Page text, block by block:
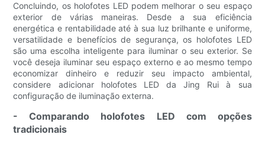
Concluindo, os holofotes LED podem melhorar o seu espaço
exterior de várias maneiras. Desde a sua eficiência
energética e rentabilidade até à sua luz brilhante e uniforme,
versatilidade e benefícios de segurança, os holofotes LED
são uma escolha inteligente para iluminar o seu exterior. Se
você deseja iluminar seu espaço externo e ao mesmo tempo
economizar dinheiro e reduzir seu impacto ambiental,
considere adicionar holofotes LED da Jing Rui à sua
configuração de iluminação externa.
- Comparando holofotes LED com opções
tradicionais